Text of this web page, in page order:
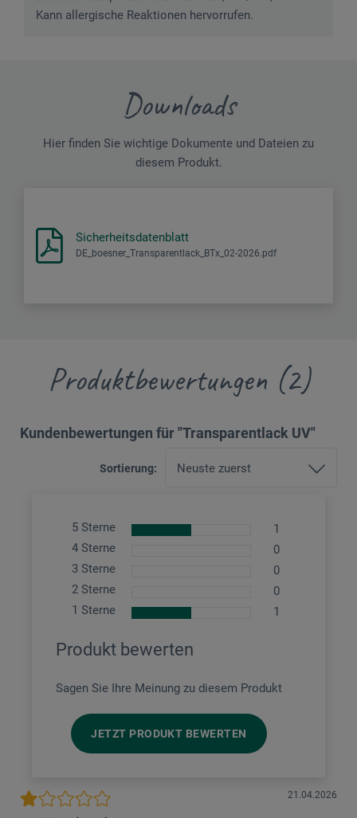
Kann allergische Reaktionen hervorrufen.
Downloads
Hier finden Sie wichtige Dokumente und Dateien zu
diesem Produkt.
Sicherheitsdatenblatt
DE_boesner_Transparentlack_BTx_02-2026.pdf
Produktbewertungen (2)
Kundenbewertungen für "Transparentlack UV"
Sortierung:
5 Sterne
1
4 Sterne
0
3 Sterne
0
2 Sterne
0
1 Sterne
1
Produkt bewerten
Sagen Sie Ihre Meinung zu diesem Produkt
JETZT PRODUKT BEWERTEN
21.04.2026